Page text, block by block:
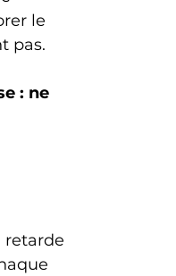
le
pas.
: ne
retarde